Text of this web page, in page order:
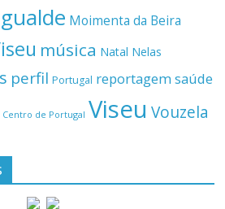
Moimenta da Beira
música Natal Nelas
perfil Portugal reportagemsaúde
Centro de Portugal Viseu Vouzela